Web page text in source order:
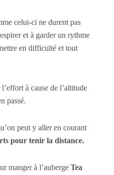
celui-ci ne durent pas
et à garder un rythme
en difficulté et tout
à cause de l’altitude
passé.
peut y aller en courant
pour tenir la distance.
manger à l’auberge Tea